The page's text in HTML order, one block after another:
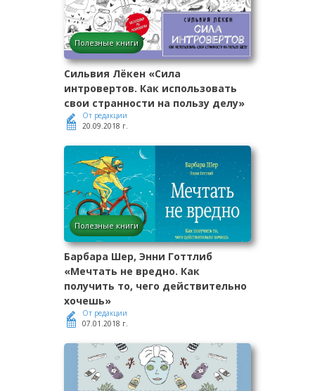
Полезные книги
Сильвия Лёкен «Сила
интровертов. Как использовать
свои странности на пользу делу»
От редакции
20.09.2018 г.
Полезные книги
Барбара Шер, Энни Готтлиб
«Мечтать не вредно. Как
получить то, чего действительно
хочешь»
От редакции
07.01.2018 г.